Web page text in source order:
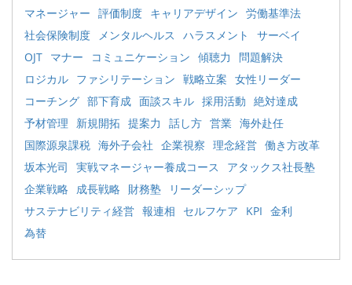
マネージャー 評価制度 キャリアデザイン 労働基準法
社会保険制度
メンタルヘルス ハラスメント
サーベイ
OJT マナー コミュニケーション 傾聴力
問題解決
ロジカル ファシリテーション 戦略立案 女性リーダー
コーチング 部下育成 面談スキル 採用活動 絶対達成
予材管理
新規開拓 提案力 話し方 営業 海外赴任
国際源泉課税 海外子会社 企業視察 理念経営 働き方改革
坂本光司
実戦マネージャー養成コース
アタックス社長塾
企業戦略 成長戦略 財務塾
リーダーシップ
サステナビリティ経営 報連相 セルフケア KPI 金利
為替